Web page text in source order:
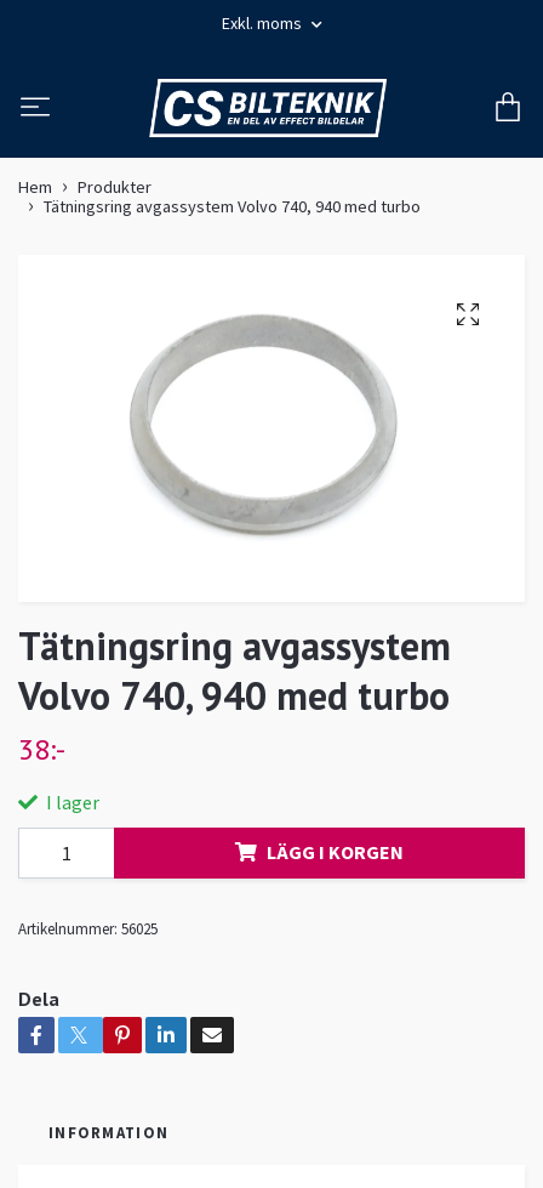
Exkl. moms
Hem
Produkter
Tätningsring avgassystem Volvo 740, 940 med turbo
Tätningsring avgassystem
Volvo 740, 940 med turbo
38:-
I lager
LÄGG I KORGEN
Artikelnummer: 56025
Dela
INFORMATION